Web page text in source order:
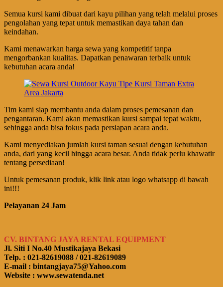
Semua kursi kami dibuat dari kayu pilihan yang telah melalui proses
pengolahan yang tepat untuk memastikan daya tahan dan
keindahan.
Kami menawarkan harga sewa yang kompetitif tanpa
mengorbankan kualitas. Dapatkan penawaran terbaik untuk
kebutuhan acara anda!
Tim kami siap membantu anda dalam proses pemesanan dan
pengantaran. Kami akan memastikan kursi sampai tepat waktu,
sehingga anda bisa fokus pada persiapan acara anda.
Kami menyediakan jumlah kursi taman sesuai dengan kebutuhan
anda, dari yang kecil hingga acara besar. Anda tidak perlu khawatir
tentang persediaan!
Untuk pemesanan produk, klik link atau logo whatsapp di bawah
ini!!!
Pelayanan 24 Jam
CV. BINTANG JAYA RENTAL EQUIPMENT
Jl. Siti I No.40 Mustikajaya Bekasi
Telp. : 021-82619088 / 021-82619089
E-mail : bintangjaya75@Yahoo.com
Website : www.sewatenda.net